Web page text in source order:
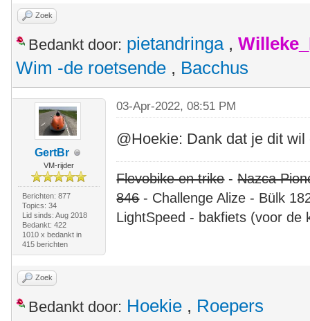
Zoek
Bedankt door: pietandringa,
Wim -de roetsende , Bacchus
GertBr
VM-rijder
Berichten: 877
Topics: 34
Lid sinds: Aug 2018
Bedankt: 422
1010 x bedankt in
415 berichten
03-Apr-2022, 08:51 PM
@Hoekie: Dank dat je dit wil
Flevobike en trike-Nazca
846- Challenge Alize - Bülk
LightSpeed - bakfiets (voor de
Zoek
Bedankt door: Hoekie , Roepers